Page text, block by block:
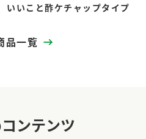
いいこと酢ケチャップタイプ
品一覧
ンテンツ